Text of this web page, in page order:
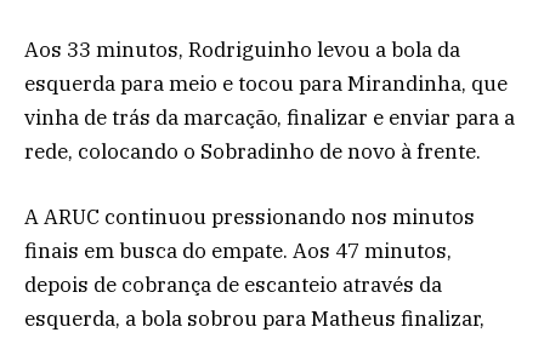
Aos 33 minutos, Rodriguinho levou a bola da
esquerda para meio e tocou para Mirandinha, que
vinha de trás da marcação, finalizar e enviar para a
rede, colocando o Sobradinho de novo à frente.
A ARUC continuou pressionando nos minutos
finais em busca do empate. Aos 47 minutos,
depois de cobrança de escanteio através da
esquerda, a bola sobrou para Matheus finalizar,